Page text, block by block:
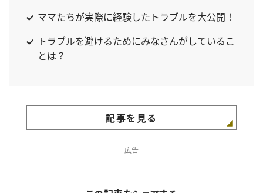
ママたちが実際に経験したトラブルを大公開！
トラブルを避けるためにみなさんがしているこ
とは？
記事を見る
広告